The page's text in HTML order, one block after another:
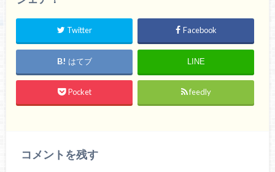
Twitter Facebook
はてブ LINE
Pocket feedly
コメントを残す